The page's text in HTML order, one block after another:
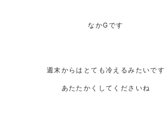
なかGです
週末からはとても冷えるみたいです
あたたかくしてくださいね